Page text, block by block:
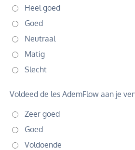
Heel goed
Goed
Neutraal
Matig
Slecht
Voldeed de les AdemFlow aan je
Zeer goed
Goed
Voldoende